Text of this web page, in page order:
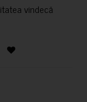
vindecă